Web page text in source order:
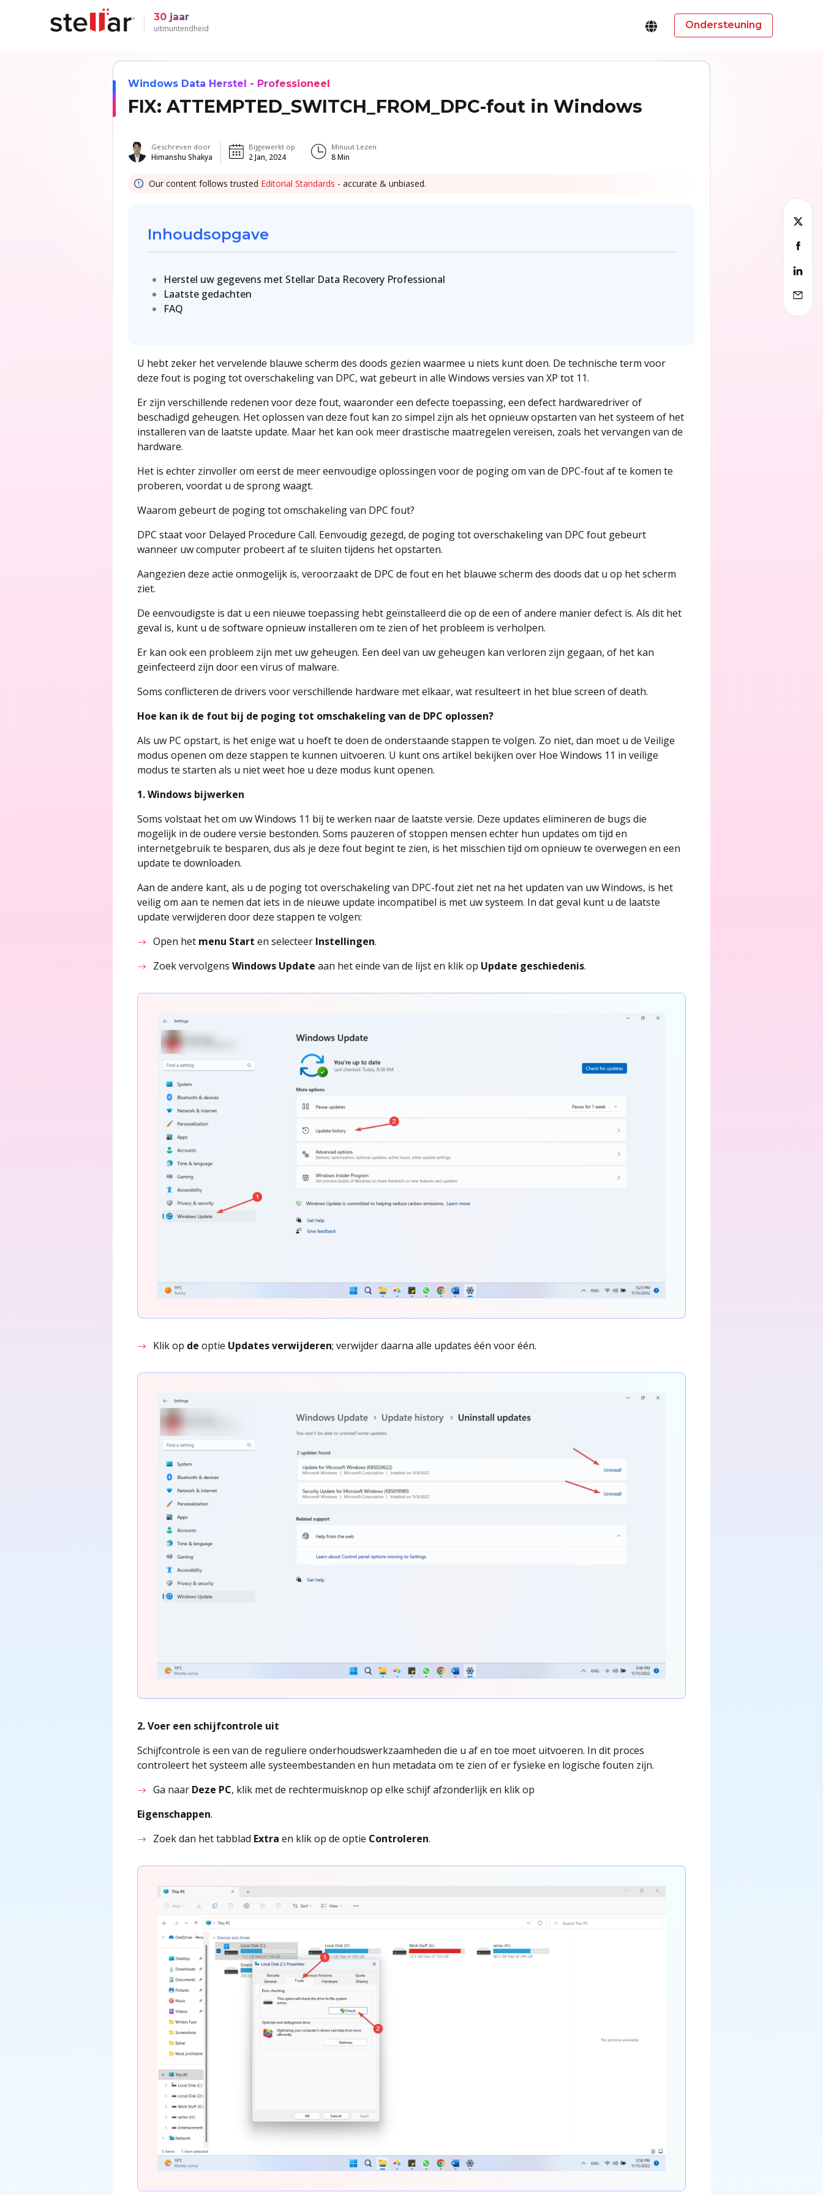
30 jaar
uitmuntendheid Ondersteuning
Windows Data Herstel - Professioneel
FIX: ATTEMPTED_SWITCH_FROM_DPC-fout in Windows
Geschreven door
Himanshu Shakya
Bijgewerkt op
2 Jan, 2024
Minuut Lezen
8Min
Our content follows trusted Editorial Standards - accurate & unbiased.
Inhoudsopgave
Herstel uw gegevens met Stellar Data Recovery Professional
Laatste gedachten
FAQ
U hebt zeker het vervelende blauwe scherm des doods gezien waarmee u niets kunt doen. De technische term voor
deze fout is poging tot overschakeling van DPC, wat gebeurt in alle Windows versies van XP tot 11.
Er zijn verschillende redenen voor deze fout, waaronder een defecte toepassing, een defect hardwaredriver of
beschadigd geheugen. Het oplossen van deze fout kan zo simpel zijn als het opnieuw opstarten van het systeem of het
installeren van de laatste update. Maar het kan ook meer drastische maatregelen vereisen, zoals het vervangen van de
hardware.
Het is echter zinvoller om eerst de meer eenvoudige oplossingen voor de poging om van de DPC-fout af te komen te
proberen, voordat u de sprong waagt.
Waarom gebeurt de poging tot omschakeling van DPC fout?
DPC staat voor Delayed Procedure Call. Eenvoudig gezegd, de poging tot overschakeling van DPC fout gebeurt
wanneer uw computer probeert af te sluiten tijdens het opstarten.
Aangezien deze actie onmogelijk is, veroorzaakt de DPC de fout en het blauwe scherm des doods dat u op het scherm
ziet.
De eenvoudigste is dat u een nieuwe toepassing hebt geïnstalleerd die op de een of andere manier defect is. Als dit het
geval is, kunt u de software opnieuw installeren om te zien of het probleem is verholpen.
Er kan ook een probleem zijn met uw geheugen. Een deel van uw geheugen kan verloren zijn gegaan, of het kan
geïnfecteerd zijn door een virus of malware.
Soms conflicteren de drivers voor verschillende hardware met elkaar, wat resulteert in het blue screen of death.
Hoe kan ik de fout bij de poging tot omschakeling van de DPC oplossen?
Als uw PC opstart, is het enige wat u hoeft te doen de onderstaande stappen te volgen. Zo niet, dan moet u de Veilige
modus openen om deze stappen te kunnen uitvoeren. U kunt ons artikel bekijken over Hoe Windows 11 in veilige
modus te starten als u niet weet hoe u deze modus kunt openen.
1. Windows bijwerken
Soms volstaat het om uw Windows 11 bij te werken naar de laatste versie. Deze updates elimineren de bugs die
mogelijk in de oudere versie bestonden. Soms pauzeren of stoppen mensen echter hun updates om tijd en
internetgebruik te besparen, dus als je deze fout begint te zien, is het misschien tijd om opnieuw te overwegen en een
update te downloaden.
Aan de andere kant, als u de poging tot overschakeling van DPC-fout ziet net na het updaten van uw Windows, is het
veilig om aan te nemen dat iets in de nieuwe update incompatibel is met uw systeem. In dat geval kunt u de laatste
update verwijderen door deze stappen te volgen:
Open het menu Start en selecteer Instellingen.
Zoek vervolgens Windows Update aan het einde van de lijst en klik op Update geschiedenis.
Klik op de optie Updates verwijderen; verwijder daarna alle updates één voor één.
2. Voer een schijfcontrole uit
Schijfcontrole is een van de reguliere onderhoudswerkzaamheden die u af en toe moet uitvoeren. In dit proces
controleert het systeem alle systeembestanden en hun metadata om te zien of er fysieke en logische fouten zijn.
Ga naar Deze PC, klik met de rechtermuisknop op elke schijf afzonderlijk en klik op
Eigenschappen.
Zoek dan het tabblad Extra en klik op de optie Controleren.